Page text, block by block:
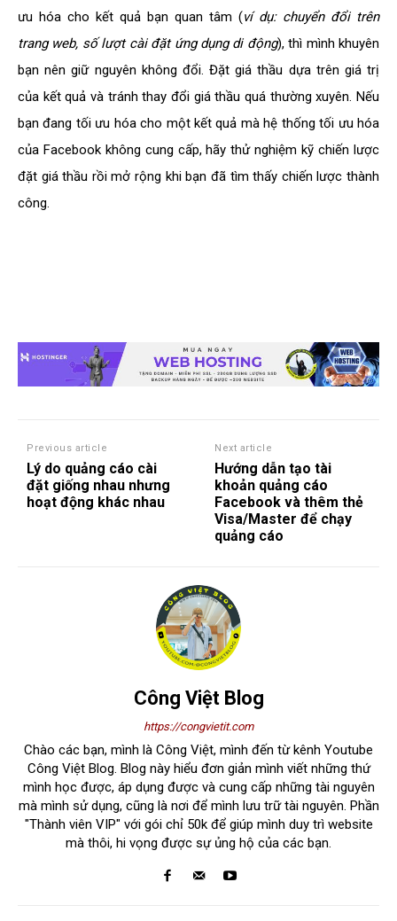
ưu hóa cho kết quả bạn quan tâm (ví dụ: chuyển đổi trên
trang web, số lượt cài đặt ứng dụng di động), thì mình khuyên
bạn nên giữ nguyên không đổi. Đặt giá thầu dựa trên giá trị
của kết quả và tránh thay đổi giá thầu quá thường xuyên. Nếu
bạn đang tối ưu hóa cho một kết quả mà hệ thống tối ưu hóa
của Facebook không cung cấp, hãy thử nghiệm kỹ chiến lược
đặt giá thầu rồi mở rộng khi bạn đã tìm thấy chiến lược thành
công.
Previous article
Lý do quảng cáo cài
đặt giống nhau nhưng
hoạt động khác nhau
Next article
Hướng dẫn tạo tài
khoản quảng cáo
Facebook và thêm thẻ
Visa/Master để chạy
quảng cáo
Công Việt Blog
https://congvietit.com
Chào các bạn, mình là Công Việt, mình đến từ kênh Youtube
Công Việt Blog. Blog này hiểu đơn giản mình viết những thứ
mình học được, áp dụng được và cung cấp những tài nguyên
mà mình sử dụng, cũng là nơi để mình lưu trữ tài nguyên. Phần
"Thành viên VIP" với gói chỉ 50k để giúp mình duy trì website
mà thôi, hi vọng được sự ủng hộ của các bạn.